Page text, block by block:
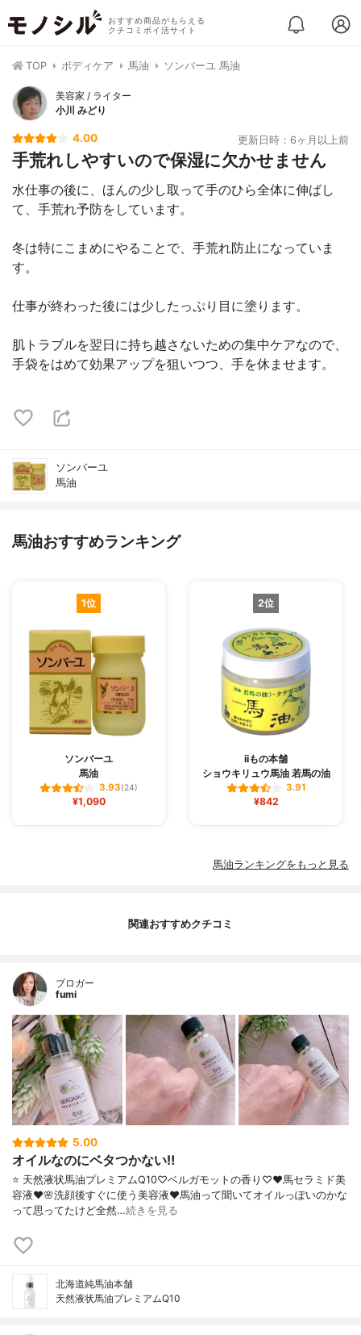
おすすめ商品がもらえる
クチコミポイ活サイト
TOP ボディケア 馬油 ソンバーユ 馬油
美容家 / ライター
小川 みどり
4.00 更新日時：6ヶ月以上前
手荒れしやすいので保湿に欠かせません
水仕事の後に、ほんの少し取って手のひら全体に伸ばし
て、手荒れ予防をしています。
冬は特にこまめにやることで、手荒れ防止になっていま
す。
仕事が終わった後には少したっぷり目に塗ります。
肌トラブルを翌日に持ち越さないための集中ケアなので、
手袋をはめて効果アップを狙いつつ、手を休ませます。
ソンバーユ
馬油
馬油おすすめランキング
1位
ソンバーユ
馬油
3.93(24)
¥1,090
2位
iiもの本舗
ショウキリュウ馬油 若馬の油
3.91
¥842
馬油ランキングをもっと見る
関連おすすめクチコミ
ブロガー
fumi
5.00
オイルなのにベタつかない‼️
⭐️ 天然液状馬油プレミアムQ10♡ベルガモットの香り♡♥︎馬セラミド美
容液♥︎🌸洗顔後すぐに使う美容液♥︎馬油って聞いてオイルっぽいのかな
って思ってたけど全然…続きを見る
北海道純馬油本舗
天然液状馬油プレミアムQ10